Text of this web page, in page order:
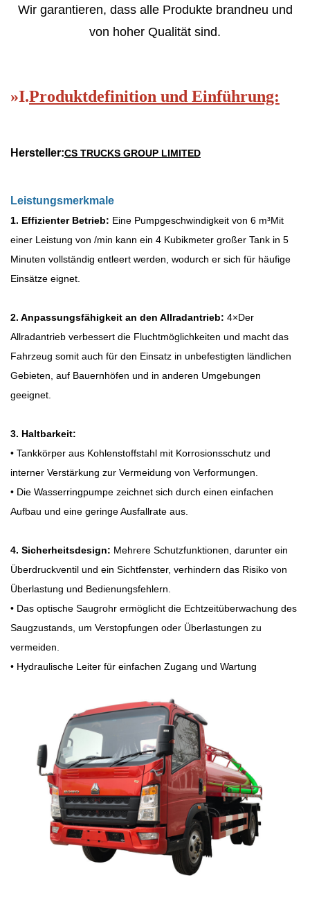
Wir garantieren, dass alle Produkte brandneu und
von hoher Qualität sind.
»I.Produktdefinition und Einführung:
Hersteller:CS TRUCKS GROUP LIMITED
Leistungsmerkmale
1. Effizienter Betrieb: Eine Pumpgeschwindigkeit von 6 m³Mit
einer Leistung von /min kann ein 4 Kubikmeter großer Tank in 5
Minuten vollständig entleert werden, wodurch er sich für häufige
Einsätze eignet.
2. Anpassungsfähigkeit an den Allradantrieb: 4×Der
Allradantrieb verbessert die Fluchtmöglichkeiten und macht das
Fahrzeug somit auch für den Einsatz in unbefestigten ländlichen
Gebieten, auf Bauernhöfen und in anderen Umgebungen
geeignet.
3. Haltbarkeit:
• Tankkörper aus Kohlenstoffstahl mit Korrosionsschutz und
interner Verstärkung zur Vermeidung von Verformungen.
• Die Wasserringpumpe zeichnet sich durch einen einfachen
Aufbau und eine geringe Ausfallrate aus.
4. Sicherheitsdesign: Mehrere Schutzfunktionen, darunter ein
Überdruckventil und ein Sichtfenster, verhindern das Risiko von
Überlastung und Bedienungsfehlern.
• Das optische Saugrohr ermöglicht die Echtzeitüberwachung des
Saugzustands, um Verstopfungen oder Überlastungen zu
vermeiden.
• Hydraulische Leiter für einfachen Zugang und Wartung